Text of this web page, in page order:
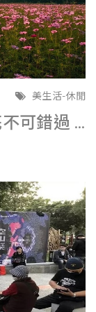
美生活-休閒
花田群開綻放高雄 元旦賞花不可錯過 (經濟日報1231)